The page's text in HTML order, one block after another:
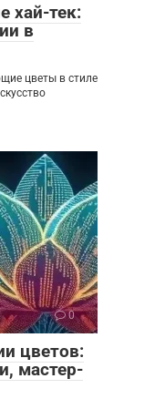
хай-тек:
в
цветы в стиле
0
цветов:
мастер-